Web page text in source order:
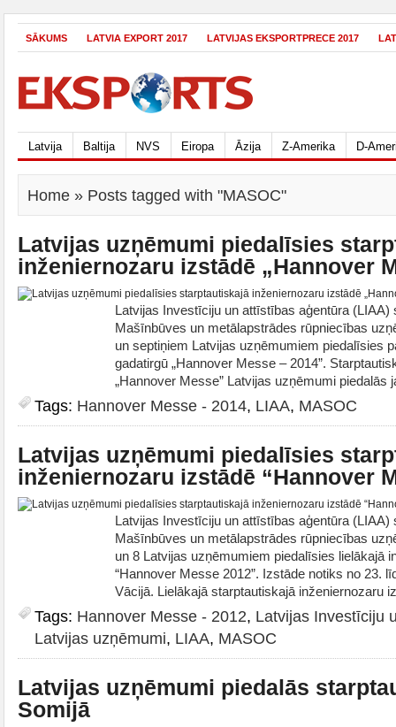
SĀKUMS LATVIA EXPORT 2017 LATVIJAS EKSPORTPRECE 2017
Latvija Baltija NVS Eiropa Āzija Z-Amerika D-
Home » Posts tagged with "MASOC"
Latvijas uzņēmumi piedalīsies
inženiernozaru izstādē „Hannover
Latvijas Investīciju un attīstības aģentūra (LIAA)
Mašīnbūves un metālapstrādes rūpniecības
un septiņiem Latvijas uzņēmumiem piedalīsies
gadatirgū „Hannover Messe – 2014”.
„Hannover Messe” Latvijas uzņēmumi piedalās
Tags: Hannover Messe - 2014, LIAA, MASOC
Latvijas uzņēmumi piedalīsies
inženiernozaru izstādē “Hannover
Latvijas Investīciju un attīstības aģentūra (LIAA)
Mašīnbūves un metālapstrādes rūpniecības
un 8 Latvijas uzņēmumiem piedalīsies lielākajā
“Hannover Messe 2012”. Izstāde notiks no 23.
Vācijā. Lielākajā starptautiskajā inženiernozaru
Tags: Hannover Messe - 2012, Latvijas Investīciju
Latvijas uzņēmumi, LIAA, MASOC
Latvijas uzņēmumi piedalās
Somijā